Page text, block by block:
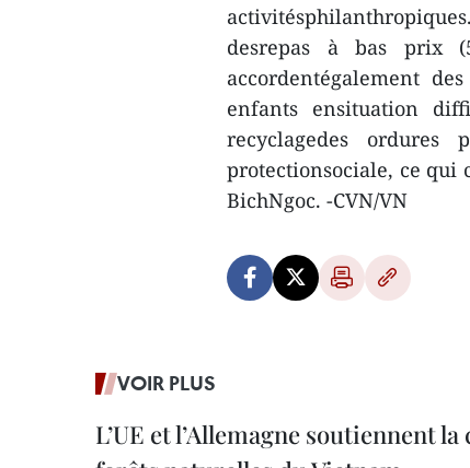
desrepas à bas prix
accordentégalement
enfants ensituation
recyclagedes
protectionsociale, ce qui
BichNgoc. -CVN/VN
VOIR PLUS
L’UE et l’Allemagne soutiennent